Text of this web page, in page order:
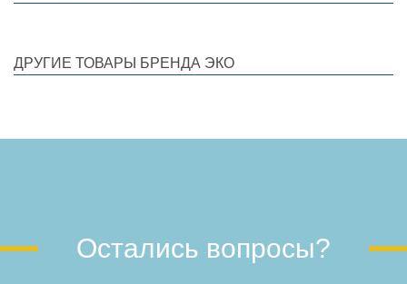
ДРУГИЕ ТОВАРЫ БРЕНДА ЭКО
Остались вопросы?